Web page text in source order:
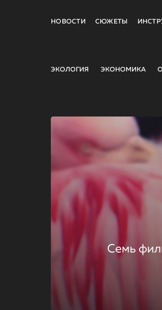
НОВОСТИ СЮЖЕТЫ
ЭКОЛОГИЯ ЭКОНОМИКА
Семь